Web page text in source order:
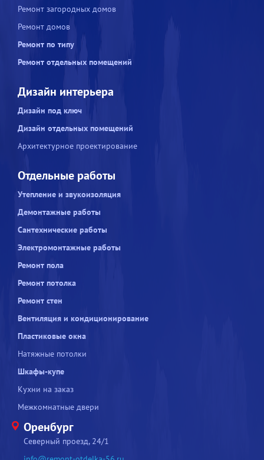
Ремонт загородных домов
Ремонт домов
Ремонт по типу
Ремонт отдельных помещений
Дизайн интерьера
Дизайн под ключ
Дизайн отдельных помещений
Архитектурное проектирование
Отдельные работы
Утепление и звукоизоляция
Демонтажные работы
Сантехнические работы
Электромонтажные работы
Ремонт пола
Ремонт потолка
Ремонт стен
Вентиляция и кондиционирование
Пластиковые окна
Натяжные потолки
Шкафы-купе
Кухни на заказ
Межкомнатные двери
Оренбург
Северный проезд, 24/1